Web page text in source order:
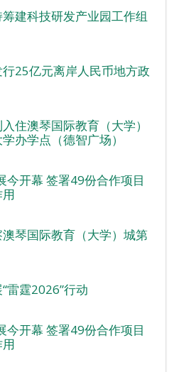
建科技研发产业园工作组
25亿元离岸人民币地方政
住澳琴国际教育（大学）
办学点（德智广场）
今开幕 签署49份合作项目
琴国际教育（大学）城第
雷霆2026”行动
今开幕 签署49份合作项目